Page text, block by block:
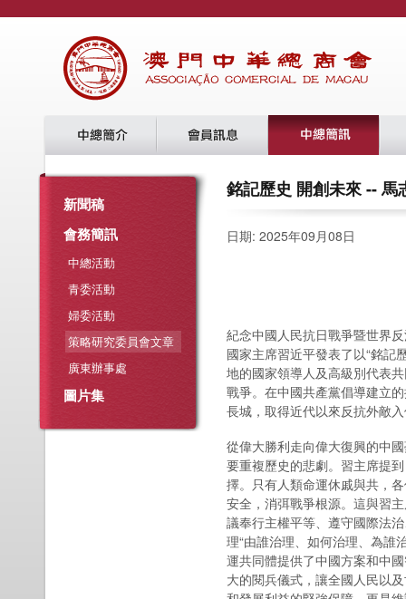
新聞稿
會務簡訊
中總活動
青委活動
婦委活動
策略研究委員會文章
廣東辦事處
圖片集
銘記歷史 開創未來 -- 馬
日期: 2025年09月08日
紀念中國人民抗日戰爭暨世界
國家主席習近平發表了以“銘記
地的國家領導人及高級別代表
戰爭。在中國共產黨倡導建立
長城，取得近代以來反抗外敵
從偉大勝利走向偉大復興的中
要重複歷史的悲劇。習主席提
擇。只有人類命運休戚與共，
安全，消弭戰爭根源。這與習
議奉行主權平等、遵守國際法
理“由誰治理、如何治理、為誰
運共同體提供了中國方案和中
大的閱兵儀式，讓全國人民以